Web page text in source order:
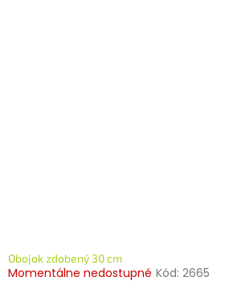
Obojok zdobený 30 cm
Momentálne nedostupné Kód: 2665